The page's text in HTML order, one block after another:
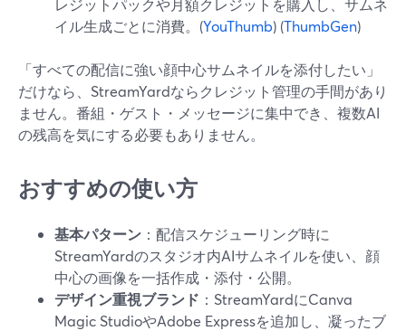
レジットパックや月額クレジットを購入し、サムネ
イル生成ごとに消費。(YouThumb) (ThumbGen)
「すべての配信に強い顔中心サムネイルを添付したい」
だけなら、StreamYardならクレジット管理の手間があり
ません。番組・ゲスト・メッセージに集中でき、複数AI
の残高を気にする必要もありません。
おすすめの使い方
基本パターン ：配信スケジューリング時に
StreamYardのスタジオ内AIサムネイルを使い、顔
中心の画像を一括作成・添付・公開。
デザイン重視ブランド ：StreamYardにCanva
Magic StudioやAdobe Expressを追加し、凝ったブ